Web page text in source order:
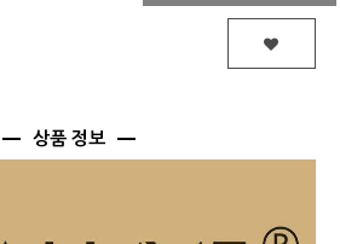
상품 정보